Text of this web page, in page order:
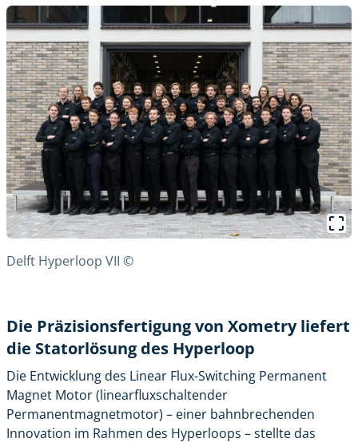
Delft Hyperloop VII ©
Die Präzisionsfertigung von Xometry liefert
die Statorlösung des Hyperloop
Die Entwicklung des Linear Flux-Switching Permanent
Magnet Motor (linearfluxschaltender
Permanentmagnetmotor) – einer bahnbrechenden
Innovation im Rahmen des Hyperloops – stellte das